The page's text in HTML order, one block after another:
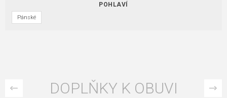
POHLAVÍ
Pánské
DOPLŇKY K OBUVI